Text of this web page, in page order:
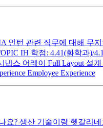
인턴 관련 직무에 대해 무
IH 학점: 4.41(화학과)/
스 어레이 Full Layout 설
Employee Experience
? 생산 기술이랑 헷갈리네